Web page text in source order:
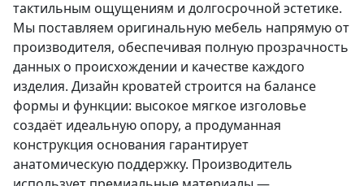
тактильным ощущениям и долгосрочной эстетике.
Мы поставляем оригинальную мебель напрямую от
производителя, обеспечивая полную прозрачность
данных о происхождении и качестве каждого
изделия. Дизайн кроватей строится на балансе
формы и функции: высокое мягкое изголовье
создаёт идеальную опору, а продуманная
конструкция основания гарантирует
анатомическую поддержку. Производитель